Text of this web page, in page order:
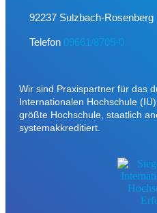
92237 Sulzbach-Rosenberg
Telefon 09661/8705-0
Wir sind Praxispartner für das
Internationalen Hochschule
größte Hochschule, staatlich
systemakkreditiert.